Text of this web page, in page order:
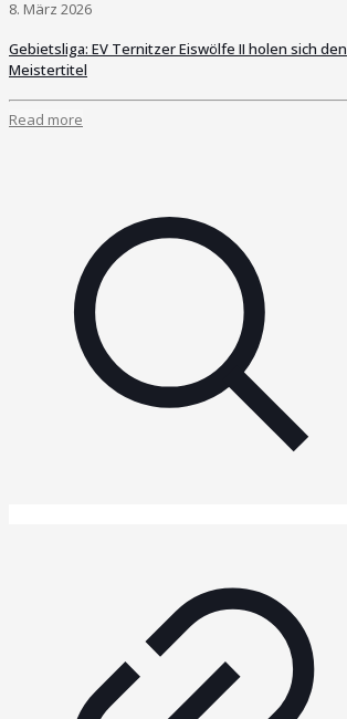
8. März 2026
Gebietsliga: EV Ternitzer Eiswölfe II holen sich den
Meistertitel
Read more